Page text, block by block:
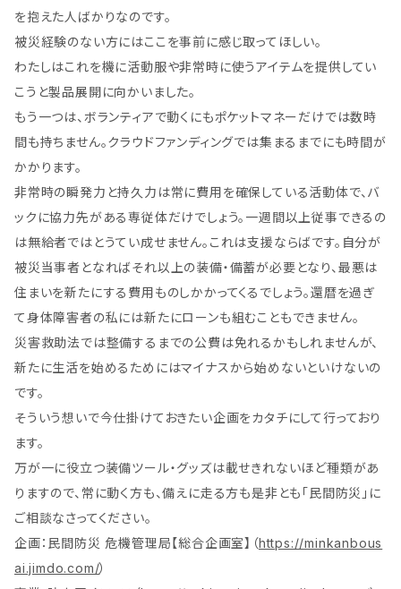
を抱えた人ばかりなのです。
被災経験のない方にはここを事前に感じ取ってほしい。
わたしはこれを機に活動服や非常時に使うアイテムを提供してい
こうと製品展開に向かいました。
もう一つは、ボランティアで動くにもポケットマネーだけでは数時
間も持ちません。クラウドファンディングでは集まるまでにも時間が
かかります。
非常時の瞬発力と持久力は常に費用を確保している活動体で、バ
ックに協力先がある専従体だけでしょう。一週間以上従事できるの
は無給者ではとうてい成せません。これは支援ならばです。自分が
被災当事者となればそれ以上の装備・備蓄が必要となり、最悪は
住まいを新たにする費用ものしかかってくるでしょう。還暦を過ぎ
て身体障害者の私には新たにローンも組むこともできません。
災害救助法では整備するまでの公費は免れるかもしれませんが、
新たに生活を始めるためにはマイナスから始めないといけないの
です。
そういう想いで今仕掛けておきたい企画をカタチにして行っており
ます。
万が一に役立つ装備ツール・グッズは載せきれないほど種類があ
りますので、常に動く方も、備えに走る方も是非とも「民間防災」に
ご相談なさってください。
企画：民間防災 危機管理局【総合企画室】（https://minkanbous
ai.jimdo.com/）